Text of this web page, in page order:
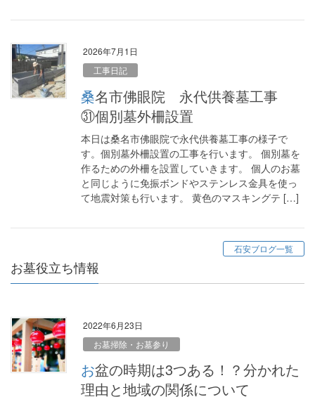
2026年7月1日
工事日記
桑名市佛眼院 永代供養墓工事
㉛個別墓外柵設置
本日は桑名市佛眼院で永代供養墓工事の様子で
す。個別墓外柵設置の工事を行います。 個別墓を
作るための外柵を設置していきます。 個人のお墓
と同じように免振ボンドやステンレス金具を使っ
て地震対策も行います。 黄色のマスキングテ […]
石安ブログ一覧
お墓役立ち情報
2022年6月23日
お墓掃除・お墓参り
お盆の時期は3つある！？分かれた
理由と地域の関係について